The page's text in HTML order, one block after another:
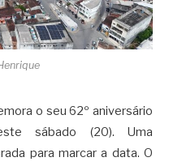
o seu 62º aniversário
sábado (20). Uma
para marcar a data. O